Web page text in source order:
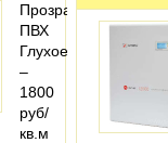
Прозрачный
ПВХ
Глухое
–
1800
руб/
кв.м